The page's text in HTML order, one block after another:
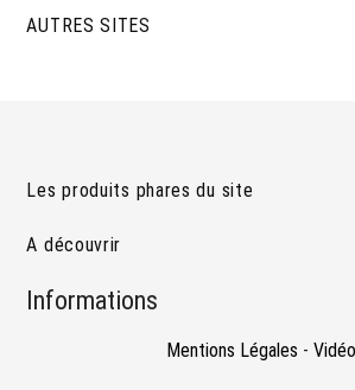
AUTRES SITES
Les produits phares du site
A découvrir
Informations
Mentions Légales -